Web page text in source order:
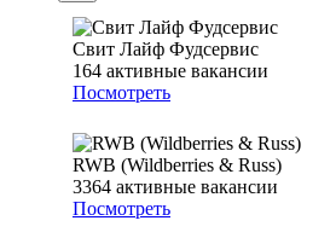
Свит Лайф Фудсервис
164 активные вакансии
Посмотреть
RWB (Wildberries & Russ)
3364 активные вакансии
Посмотреть